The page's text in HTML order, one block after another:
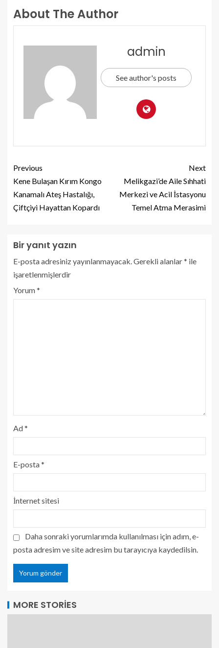
About The Author
admin
See author's posts
Previous
Kene Bulaşan Kırım Kongo
Kanamalı Ateş Hastalığı,
Çiftçiyi Hayattan Kopardı
Next
Melikgazi’de Aile Sıhhati
Merkezi ve Acil İstasyonu
Temel Atma Merasimi
Bir yanıt yazın
E-posta adresiniz yayınlanmayacak.Gerekli alanlar* ile
işaretlenmişlerdir
Yorum*
Ad*
E-posta*
İnternet sitesi
Daha sonraki yorumlarımda kullanılması için adım, e-
posta adresim ve site adresim bu tarayıcıya kaydedilsin.
MORE STORIES